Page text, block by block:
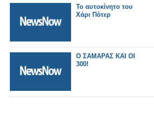
Το αυτοκίνητο του
Χάρι Πότερ
Ο ΣΑΜΑΡΑΣ ΚΑΙ ΟΙ
300!